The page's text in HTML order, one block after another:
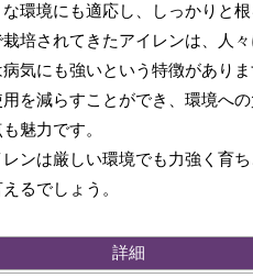
環境にも適応し、しっかりと
培されてきたアイレンは、人
気にも強いという特徴があり
を減らすことができ、環境へ
魅力です。
ンは厳しい環境でも力強く育
るでしょう。
詳細